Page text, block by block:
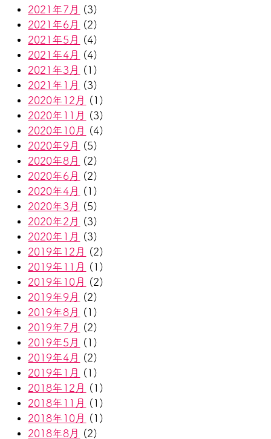
2021年7月
(3)
2021年6月
(2)
2021年5月
(4)
2021年4月
(4)
2021年3月
(1)
2021年1月
(3)
2020年12月
(1)
2020年11月
(3)
2020年10月
(4)
2020年9月
(5)
2020年8月
(2)
2020年6月
(2)
2020年4月
(1)
2020年3月
(5)
2020年2月
(3)
2020年1月
(3)
2019年12月
(2)
2019年11月
(1)
2019年10月
(2)
2019年9月
(2)
2019年8月
(1)
2019年7月
(2)
2019年5月
(1)
2019年4月
(2)
2019年1月
(1)
2018年12月
(1)
2018年11月
(1)
2018年10月
(1)
2018年8月
(2)